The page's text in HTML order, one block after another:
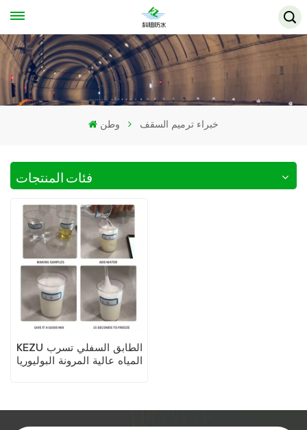
وطن خبراء ترميم السقف
فئات المنتجات
KEZU الطابق السفلي تسرب
المياه عالية المرونة البوليوريا